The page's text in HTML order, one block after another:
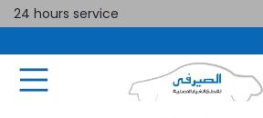
24 hours service